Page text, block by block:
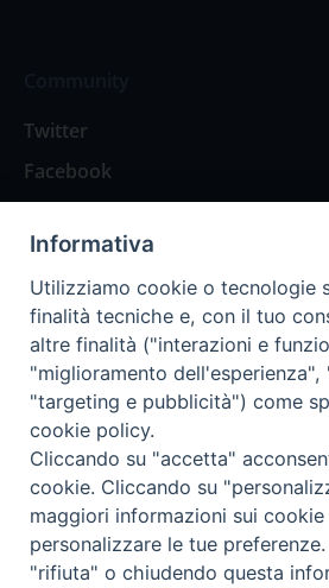
Twitter
Facebook
Spazio Lettori
Eventi
Eventi diocesani
Privacy Policy
Informativa
Utilizziamo cookie o tecnologie
finalità tecniche e, con il tuo
altre finalità ("interazioni e
"miglioramento dell'esperienza",
"targeting e pubblicità") come
cookie policy.
Cliccando su "accetta"
cookie. Cliccando su
maggiori informazioni sui
personalizzare le tue
"rifiuta" o chiudendo questa